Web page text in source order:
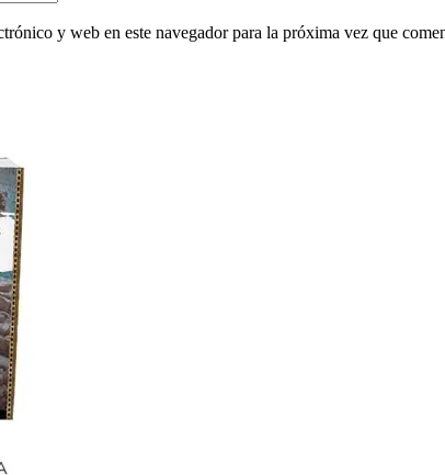
y web en este navegador para la próxima vez que